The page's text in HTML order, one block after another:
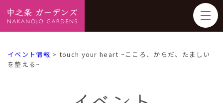
イベント情報 > touch your heart ~こころ、からだ、たましい
を整える~